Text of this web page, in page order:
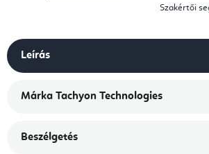
Szakértői
Leírás
Márka Tachyon Technologies
Beszélgetés